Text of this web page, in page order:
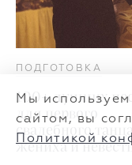
ПОДГОТОВКА
100+ лучших
для первого
свадебного танца
жениха и
Мы
сайтом, вы
Политикой